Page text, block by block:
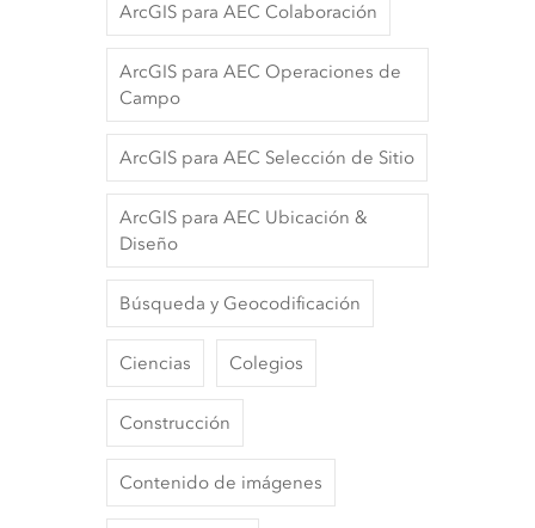
ArcGIS para AEC Colaboración
ArcGIS para AEC Operaciones de
Campo
ArcGIS para AEC Selección de Sitio
ArcGIS para AEC Ubicación &
Diseño
Búsqueda y Geocodificación
Ciencias Colegios
Construcción
Contenido de imágenes